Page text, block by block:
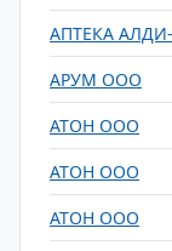
АПТЕКА
АРУМ ООО
АТОН ООО
АТОН ООО
АТОН ООО